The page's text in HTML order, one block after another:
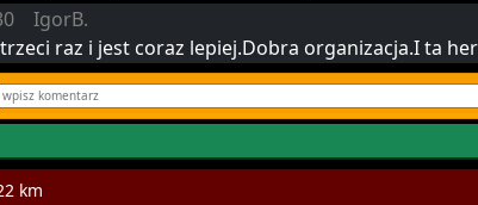
IgorB.
raz i jest coraz lepiej.Dobra organizacja.I ta
km